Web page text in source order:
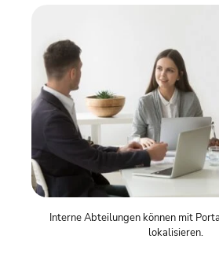
Interne Abteilungen können mit
lokalisieren.